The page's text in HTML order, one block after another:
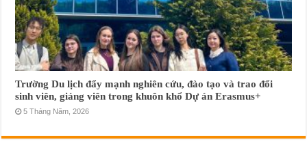
Trường Du lịch đẩy mạnh nghiên cứu, đào tạo và trao đổi
sinh viên, giảng viên trong khuôn khổ Dự án Erasmus+
5 Tháng Năm, 2026